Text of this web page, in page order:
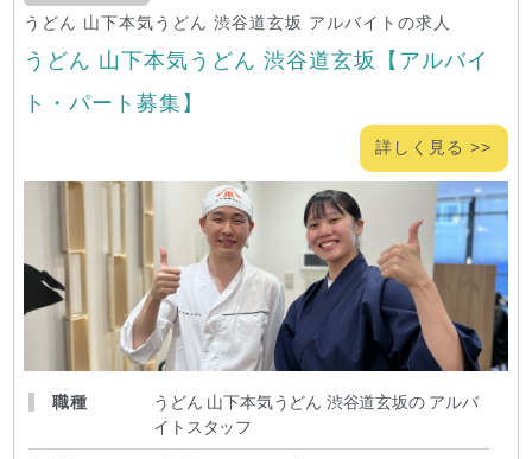
うどん 山下本気うどん 渋谷道玄坂 アルバイトの求人
うどん 山下本気うどん 渋谷道玄坂【アルバイ
ト・パート募集】
詳しく見る >>
職種
うどん 山下本気うどん 渋谷道玄坂の アルバ
イトスタッフ